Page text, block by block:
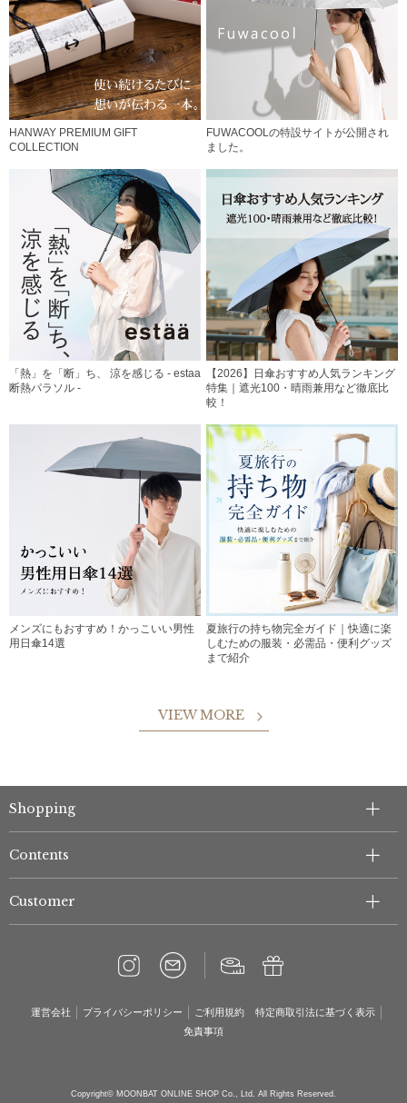
HANWAY PREMIUM GIFT
COLLECTION
FUWACOOLの特設サイトが公開され
ました。
「熱」を「断」ち、 涼を感じる - estaa
断熱パラソル -
【2026】日傘おすすめ人気ランキング
特集｜遮光100・晴雨兼用など徹底比
較！
メンズにもおすすめ！かっこいい男性
用日傘14選
夏旅行の持ち物完全ガイド｜快適に楽
しむための服装・必需品・便利グッズ
まで紹介
VIEW MORE
Shopping
Contents
Customer
運営会社 プライバシーポリシー ご利用規約
特定商取引法に基づく表示
免責事項
Copyright© MOONBAT ONLINE SHOP Co., Ltd. All Rights Reserved.